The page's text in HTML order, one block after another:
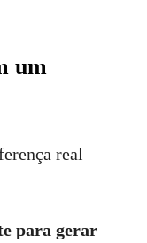
um
real
para gerar